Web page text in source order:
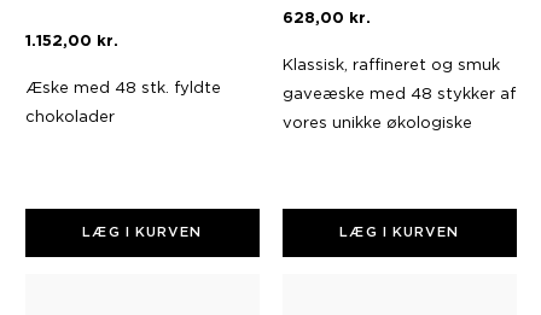
1.152,00 kr.
Æske med 48 stk. fyldte
chokolader
LÆG I KURVEN
628,00 kr.
Klassisk, raffineret og smuk
gaveæske med 48 stykker af
vores unikke økologiske
LÆG I KURVEN